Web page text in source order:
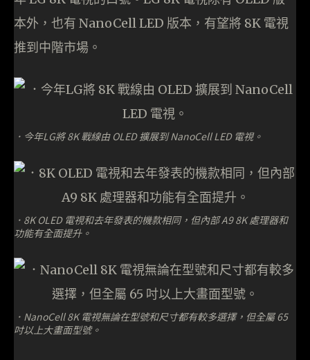
本外，也有 NanoCell LED 版本，有望將 8K 電視
推到中階市場。
．今年LG將 8K 戰線由 OLED 擴展到 NanoCell LED 電視。
．8K OLED 電視和去年發表的機款相同，但內部 A9 8K 處理器和
功能有全面提升。
．NanoCell 8K 電視無論在型號和尺寸都有較多選擇，但全屬 65
吋以上大畫面型號。